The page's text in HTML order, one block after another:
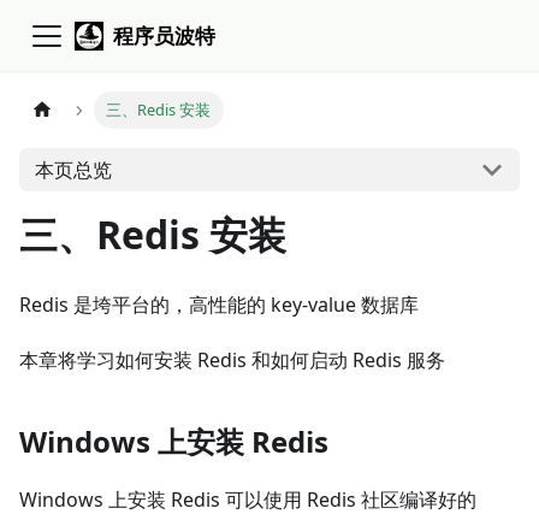
程序员波特
三、Redis 安装
本页总览
三、Redis 安装
Redis 是垮平台的，高性能的 key-value 数据库
本章将学习如何安装 Redis 和如何启动 Redis 服务
Windows 上安装 Redis
Windows 上安装 Redis 可以使用 Redis 社区编译好的